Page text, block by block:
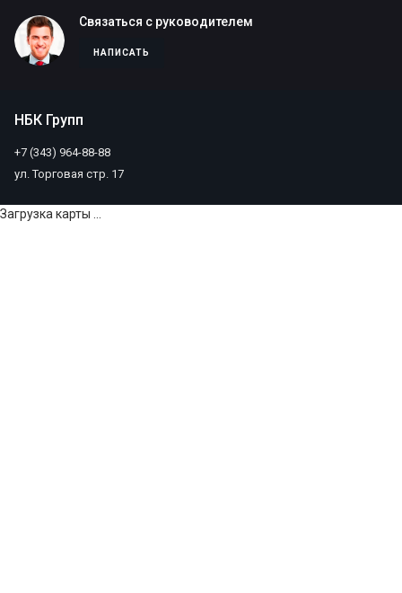
Связаться с руководителем
НАПИСАТЬ
НБК Групп
+7 (343) 964-88-88
ул. Торговая стр. 17
Загрузка карты ...